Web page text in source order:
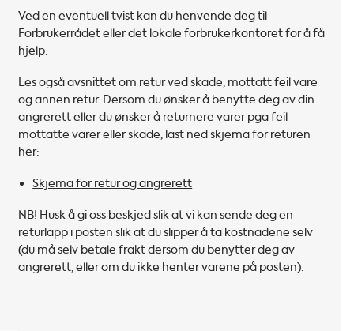
Ved en eventuell tvist kan du henvende deg til
Forbrukerrådet eller det lokale forbrukerkontoret for å få
hjelp.
Les også avsnittet om retur ved skade, mottatt feil vare
og annen retur. Dersom du ønsker å benytte deg av din
angrerett eller du ønsker å returnere varer pga feil
mottatte varer eller skade, last ned skjema for returen
her:
Skjema for retur og angrerett
NB! Husk å gi oss beskjed slik at vi kan sende deg en
returlapp i posten slik at du slipper å ta kostnadene selv
(du må selv betale frakt dersom du benytter deg av
angrerett, eller om du ikke henter varene på posten).